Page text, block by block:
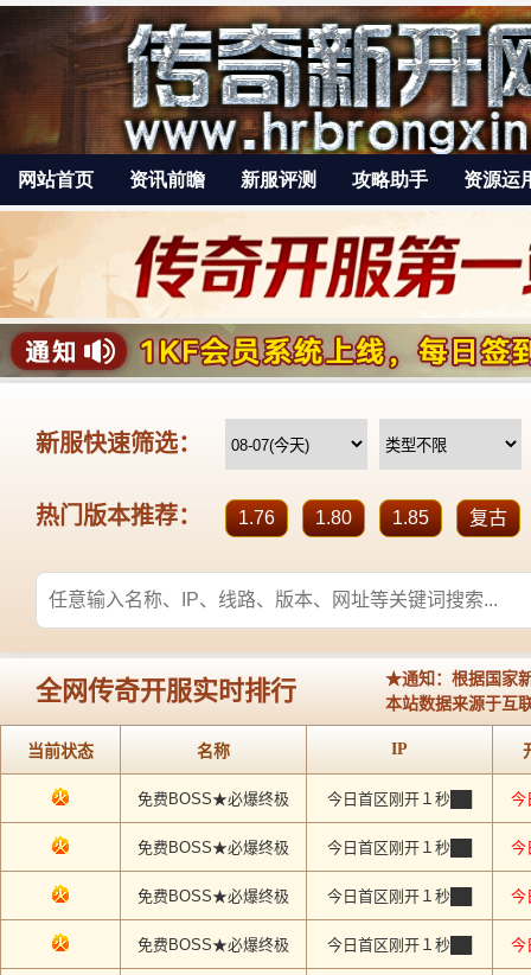
网站首页 资讯前瞻 新服评测 攻略助手 资源运